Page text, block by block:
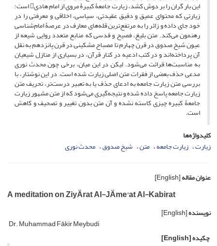
این بار گران را بر دوش کشد، زیارت جامعۀ کبیرۀ مروی از امام هادی است؛
زیارتی که محتوای عمیق و دقیق عقیدتی، سیاسی، اخلاقی و معرفتی را در
خود جای داده و زائر را به مرتفع‌ترین قله‌های معارف در عرصۀ امام‌شناسی
رهنمون می‌کند. متن بلیغ، فصیح و قدسی که منابع متعدد روایی شیعه از
عیون شیخ صدوق در قرن چهارم تا مصباح مشکینی در قرن پانزدهم به نقل
آن پرداخته‌اند و در کتب ادعیه در کنار قرآن، در بسیاری از منازل شیعیان
به مناسبت‌ها قرائت می‌شود. لیکن در این میان، برخی چون محدث نوری
مدعی حذف بعضی از فقرات متن اصلی زیارت شده است. در این نوشتار، با
بررسی متن زیارت جامعه به ادعای حذف یا به تعبیر درست‌تر، تحریف متن
زیارت جامعه پاسخ داده شده و نتیجه‌گیری می‌شود که از متن مشهور زیارت
جامعۀ کبیره چیزی کاسته نشده و آن متن بدون تغییر و تصحیف و کاهش
است.
کلیدواژه‌ها
زیارت زیارت جامعه متن شیخ صدوق محدث نوری
عنوان مقاله[English]
A meditation on ZiyÄrat Al-JÄme'at Al-Kabirat
نویسنده[English]
Dr. Muhammad Fākir Meybudi
چکیده[English]